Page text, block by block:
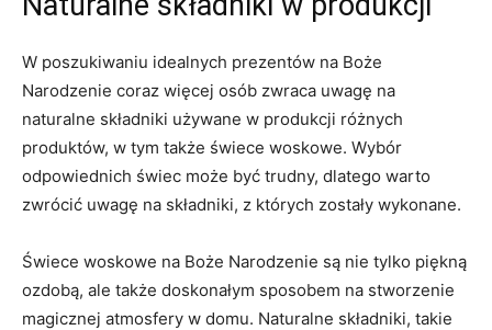
W ‍poszukiwaniu‍ idealnych ⁢prezentów‌ na Boże
Narodzenie coraz więcej ​osób‍ zwraca ​uwagę na
‍naturalne ‌składniki‌ używane w produkcji różnych
produktów, w tym także​ świece woskowe. Wybór
odpowiednich świec może być trudny,⁢ dlatego warto⁤
zwrócić uwagę na składniki, z⁤ których zostały ‌wykonane.
Świece woskowe na⁣ Boże‌ Narodzenie są nie tylko piękną‍
ozdobą, ale także⁢ doskonałym ⁤sposobem ⁣na stworzenie⁤
magicznej atmosfery w domu. Naturalne ⁤składniki, takie